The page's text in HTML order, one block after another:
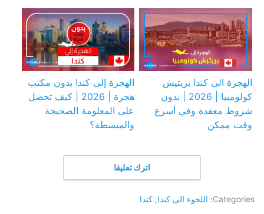
الهجرة الى كندا بريتيش
كولومبيا | 2026 | بدون
شروط معقدة وفي أسرع
وقت ممكن
الهجرة إلى كندا بدون مكتب
هجرة | 2026 | كيف تحصل
على المعلومة الصحيحة
والمبسطة؟
اترك تعليقا
Categories: اللجوء الى كندا, كندا